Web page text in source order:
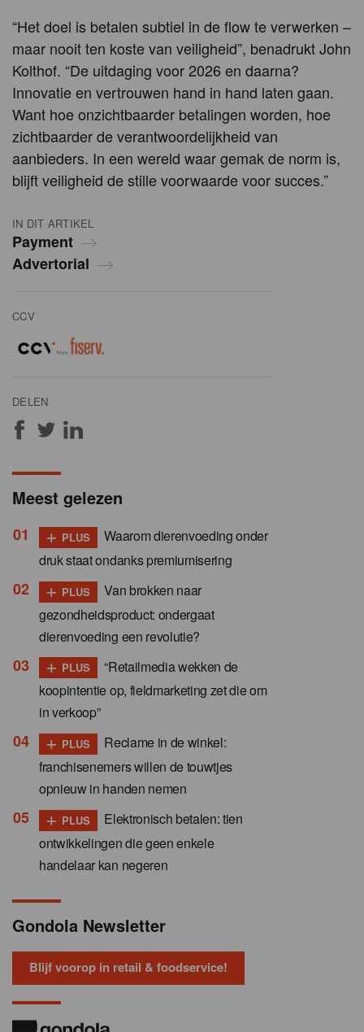
IN DIT ARTIKEL
Payment
Advertorial
CCV
DELEN
“Het doel is betalen subtiel in de flow te verwerken –
maar nooit ten koste van veiligheid”, benadrukt John
Kolthof. “De uitdaging voor 2026 en daarna?
Innovatie en vertrouwen hand in hand laten gaan.
Want hoe onzichtbaarder betalingen worden, hoe
zichtbaarder de verantwoordelijkheid van
aanbieders. In een wereld waar gemak de norm is,
blijft veiligheid de stille voorwaarde voor succes.”
Meest gelezen
+ PLUS
Waarom dierenvoeding onder
druk staat ondanks premiumisering
+ PLUS
Van brokken naar
gezondheidsproduct: ondergaat
dierenvoeding een revolutie?
+ PLUS
“Retailmedia wekken de
koopintentie op, fieldmarketing zet die om
in verkoop”
+ PLUS
Reclame in de winkel:
franchisenemers willen de touwtjes
opnieuw in handen nemen
+ PLUS
Elektronisch betalen: tien
ontwikkelingen die geen enkele
handelaar kan negeren
Gondola Newsletter
Blijf voorop in retail & foodservice!